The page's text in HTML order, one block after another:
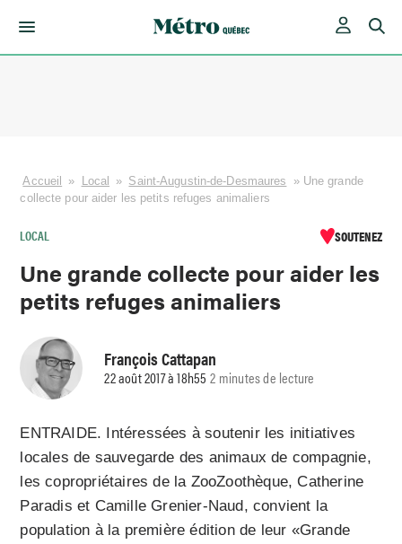
Accueil » Local » Saint-Augustin-de-Desmaures » Une grande
collecte pour aider les petits refuges animaliers
LOCAL SOUTENEZ
Une grande collecte pour aider les
petits refuges animaliers
François Cattapan
22 août 2017 à 18h55 2 minutes de lecture
ENTRAIDE. Intéressées à soutenir les initiatives
locales de sauvegarde des animaux de compagnie,
les copropriétaires de la ZooZoothèque, Catherine
Paradis et Camille Grenier-Naud, convient la
population à la première édition de leur «Grande